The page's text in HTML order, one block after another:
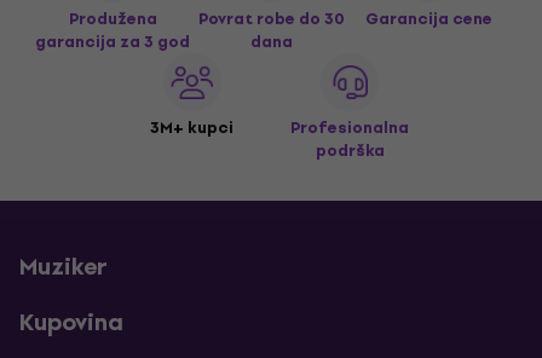
Produžena
garancija za 3 god
Povrat robe do 30
dana
Garancija cene
3M+ kupci
Profesionalna
podrška
Muziker
Kupovina